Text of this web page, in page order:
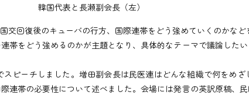
韓国代表と長瀬副会長（左）
回復後のキューバの行方、国際連帯をどう強めていくのかなど
をどう強めるのかが主題となり、具体的なテーマで議論した
ピーチしました。増田副会長は民医連はどんな組織で何をめ
帯の必要性について述べました。会場には発言の英訳原稿、